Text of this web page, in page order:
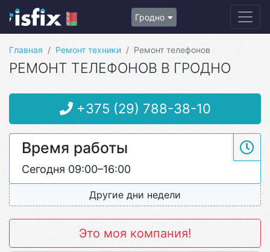
Гродно
Главная Ремонт техники Ремонт телефонов
РЕМОНТ ТЕЛЕФОНОВ В ГРОДНО
+375 (29) 788-38-10
Время работы
Сегодня 09:00–16:00
Другие дни недели
Это моя компания!